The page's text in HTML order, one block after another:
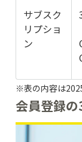
サブスク
リプショ
ン
※表の内容は
会員登録